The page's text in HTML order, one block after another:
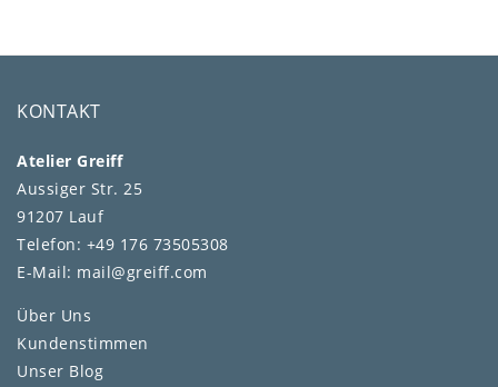
KONTAKT
Atelier Greiff
Aussiger Str. 25
91207 Lauf
Telefon: +49 176 73505308
E-Mail: mail@greiff.com
Über Uns
Kundenstimmen
Unser Blog